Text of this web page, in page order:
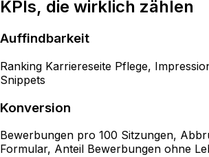
KPIs, die wirklich zählen
Auffindbarkeit
Ranking Karriereseite Pflege,
Snippets
Konversion
Bewerbungen pro 100 Sitzungen,
Formular, Anteil Bewerbungen ohne